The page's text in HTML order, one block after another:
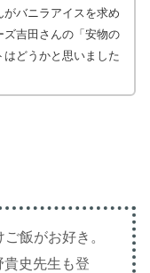
バニラアイスを求め
吉田さんの「安物の
どうかと思いました
飯がお好き。
史先生も登